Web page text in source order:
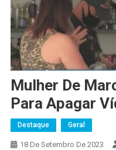
Mulher De
Para Apagar
Destaque Geral
18 De Setembro De 2023